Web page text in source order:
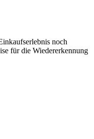
noch
für die Wiedererkennung